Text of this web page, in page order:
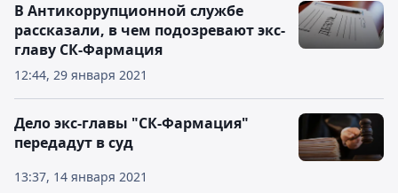
12:44, 29 января 2021
В Антикоррупционной службе
рассказали, в чем подозревают экс-
главу СК-Фармация
13:37, 14 января 2021
Дело экс-главы "СК-Фармация"
передадут в суд